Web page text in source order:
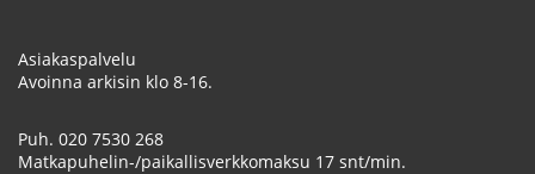
Asiakaspalvelu
Avoinna arkisin klo 8-16.
Puh. 020 7530 268
Matkapuhelin-/paikallisverkkomaksu 17 snt/min.